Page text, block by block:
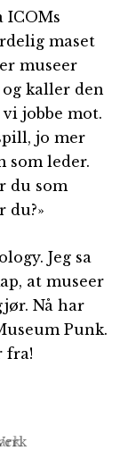
ICOMs
maset
museer
kaller den
jobbe mot.
jo mer
som leder.
du som
du?»
Jeg sa
at museer
Nå har
Punk.
fra!